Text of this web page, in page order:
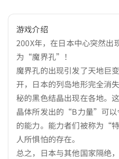
游戏介绍
200X年，在日本中心突然出
为“魔界孔”！
魔界孔的出现引发了天地巨
开，日本的列岛地形完全消
秘的黑色结晶出现在各地
晶体所发出的“B力量”可以
的能力。能力者们被称为“
人所惧怕的存在。
总之，日本与其他国家隔绝